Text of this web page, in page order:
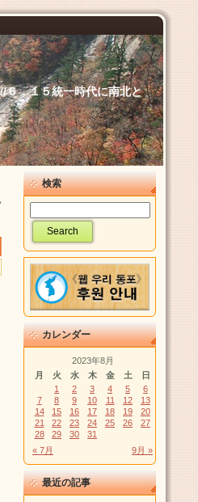
．１５統一時代に南北と
検索
カレンダー
2023年8月
月
火 水 木 金 土 日
« 7月 9月 »
1 2 3 4 5
6
7
8 9 10 11 12
13
14
15 16 17 18 19
20
21
22 23 24 25 26
27
28
29 30 31
最近の記事